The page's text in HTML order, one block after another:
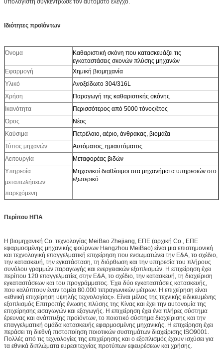
υπολογιστή συγκέντρωσε τον αυτόματο έλεγχο.
Ιδιότητες προϊόντων
Όνομα
Καθαριστική σκόνη που κατασκευάζει τις
εγκαταστάσεις σκονών πλύσης μηχανών
Εφαρμογή
Χημική βιομηχανία
Υλικό
Ανοξείδωτο 304/316L
Χρήση
Παραγωγή της καθαριστικής σκόνης
Ικανότητα
Περισσότερος από 5000 τόνος/έτος
Όρος
Νέος
Καύσιμα
Πετρέλαιο, αέριο, άνθρακας, βιομάζα
Τύπος μηχανών
Αυτόματος, ημιαυτόματος
Λειτουργία
Μεταφορέας βιδών
Υπηρεσία
μεταπωλήσεων
παρεχόμενη
Μηχανικοί διαθέσιμοι στα μηχανήματα υπηρεσιών στο
εξωτερικό
Περίπου ΗΠΑ
Η βιομηχανική Co. τεχνολογίας MeiBao Zhejiang, ΕΠΕ (αρχική Co., ΕΠΕ
εφαρμοσμένης μηχανικής φούρνων Hangzhou MeiBao) είναι μια επιστημονική
και τεχνολογική επαγγελματική επιχείρηση που ενσωματώνει την Ε&Α, το σχέδιο,
την κατασκευή, την εγκατάσταση, τη διόρθωση και την υπηρεσία του πλήρους
συνόλου γραμμών παραγωγής και ενεργειακών εξοπλισμών. Η επιχείρηση έχει
περίπου 120 επαγγελματίες στην Ε&Α, το σχέδιο, την κατασκευή, τη διαχείριση
εγκαταστάσεων και του προγράμματος. Έχει δύο εγκαταστάσεις κατασκευής,
που καλύπτουν έναν τομέα 80.000 τετραγωνικών μέτρων. Η επιχείρηση είναι
«εθνική επιχείρηση υψηλής τεχνολογίας». Είναι μέλος της τεχνικής ειδικευμένης
εξοπλισμός Επιτροπής ένωσης πλύσης της Κίνας και έχει την αυτονομία της
επιχείρησης εισαγωγών και εξαγωγής. Η επιχείρηση έχει ένα πλήρες σύστημα
έρευνας και ανάπτυξης προϊόντων, το ποιοτικό σύστημα διαχείρισης και την
επαγγελματική ομάδα κατασκευής εφαρμοσμένης μηχανικής. Η επιχείρηση έχει
περάσει τη διεθνή πιστοποίηση ποιοτικών συστημάτων διαχείρισης ISO9001.
Πολλές από τις τεχνολογίες της επιχείρησης και ο εξοπλισμός έχουν ισχύσει για
τα εθνικά διπλώματα ευρεσιτεχνίας προτύπων εφευρέσεων και χρήσης.